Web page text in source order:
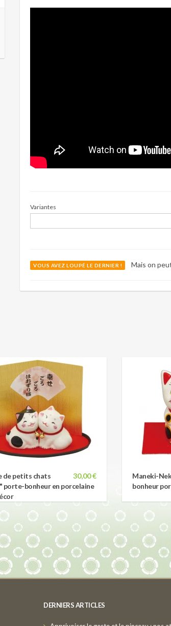
Variantes
VOUS AVEZ LOUPÉ LE DERNIER ! Mais on
30,00 €
de petits chats
porte-bonheur en porcelaine
Maneki-
bonheur
DERNIERS ARTICLES